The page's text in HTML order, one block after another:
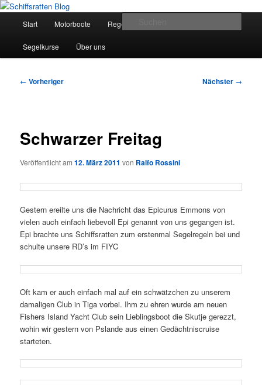
Zum
springenSchiffsratten Blog
Segelsport in Second Life
Start Motorboote Regelkunde
Segelkurse Über uns
Beitragsnavigation
← Vorheriger Nächster →
Schwarzer Freitag
Veröffentlicht am12. März 2011 von Ralfo Rossini
Gestern ereilte uns die Nachricht das Epicurus Emmons von
vielen auch einfach liebevoll Epi genannt von uns gegangen ist.
Epi brachte uns Schiffsratten zum erstenmal Segelregeln bei und
schulte unsere RD’s im FIYC
Oft kam er auch einfach mal auf ein schwätzchen zu unserem
damaligen Club in Tiga vorbei. Ihm zu ehren wurde am neuen
Fishers Island Yacht Club sein Lieblingsboot die Skutje gerezzt,
wohin wir gestern von Pslande aus einen Gedächtniscruise
starteten.